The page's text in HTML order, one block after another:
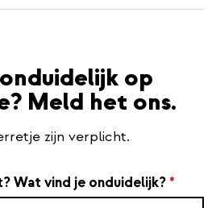
op
Meld het ons.
zijn verplicht.
Wat vind je onduidelijk? *